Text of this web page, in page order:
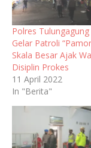
Polres
Gelar Patroli
Skala Besar Ajak
Disiplin Prokes
11 April 2022
In "Berita"